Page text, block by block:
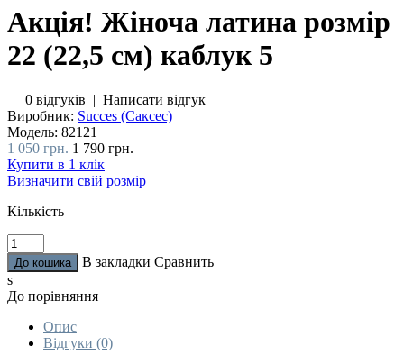
Акція! Жіноча латина розмір
22 (22,5 см) каблук 5
0 відгуків | Написати відгук
Виробник: Succes (Саксес)
Модель: 82121
1 050 грн. 1 790 грн.
Купити в 1 клік
Визначити свій розмір
Кількість
В закладки Сравнить
s
До порівняння
Опис
Відгуки (0)